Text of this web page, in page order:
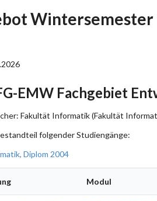
EMW Fachgebiet
Fakultät Informatik (Fakultät
folgender Studiengänge:
Diplom 2004
Modul